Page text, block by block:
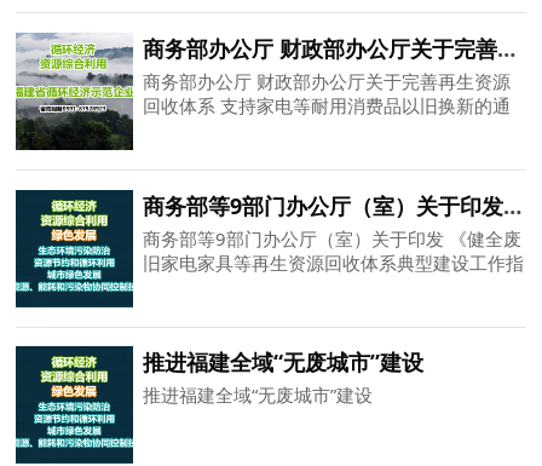
商务部办公厅 财政部办公厅关于完善再生资源回收体系 支持家电等耐用消费品以旧换新的通知
商务部办公厅 财政部办公厅关于完善再生资源
回收体系 支持家电等耐用消费品以旧换新的通
商务部等9部门办公厅（室）关于印发 《健全废旧家电家具等再生资源回收体系典型建设工作指南》的通知
商务部等9部门办公厅（室）关于印发 《健全废
旧家电家具等再生资源回收体系典型建设工作指
推进福建全域“无废城市”建设
推进福建全域“无废城市”建设